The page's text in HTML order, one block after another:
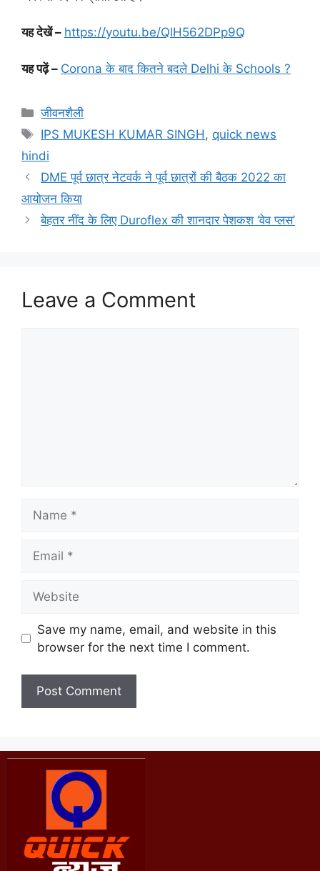
यह देखें – https://youtu.be/QlH562DPp9Q
यह पढ़ें – Corona के बाद कितने बदले Delhi के Schools ?
जीवनशैली
IPS MUKESH KUMAR SINGH , quick news
hindi
DME पूर्व छात्र नेटवर्क ने पूर्व छात्रों की बैठक 2022 का
आयोजन किया
बेहतर नींद के लिए Duroflex की शानदार पेशकश ‘वेव प्लस’
Leave a Comment
Save my name, email, and website in this
browser for the next time I comment.